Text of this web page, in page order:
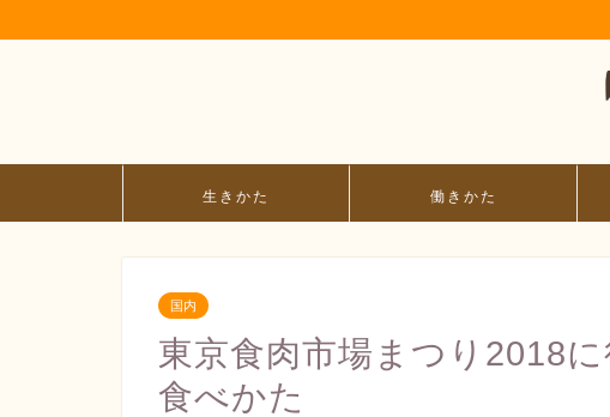
生きかた 働きかた
国内
東京食肉市場まつり2018
食べかた